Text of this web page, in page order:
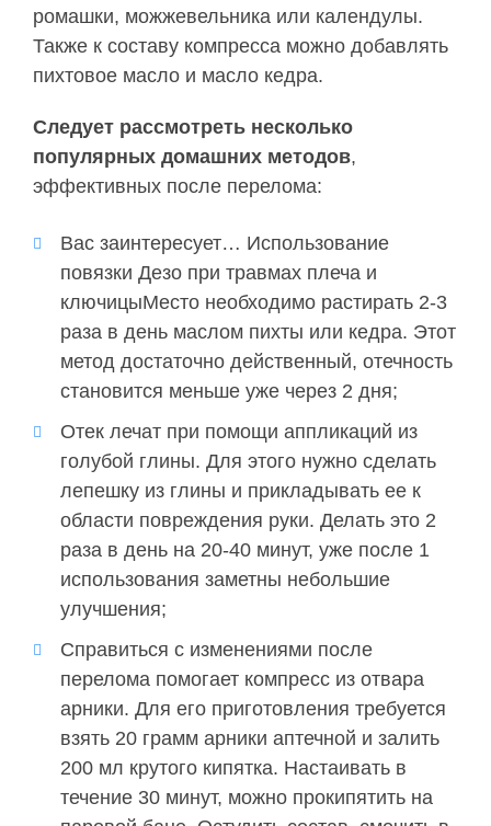
ромашки, можжевельника или календулы.
Также к составу компресса можно добавлять
пихтовое масло и масло кедра.
Следует рассмотреть несколько
популярных домашних методов,
эффективных после перелома:
Вас заинтересует… Использование
повязки Дезо при травмах плеча и
ключицыМесто необходимо растирать 2-3
раза в день маслом пихты или кедра. Этот
метод достаточно действенный, отечность
становится меньше уже через 2 дня;
Отек лечат при помощи аппликаций из
голубой глины. Для этого нужно сделать
лепешку из глины и прикладывать ее к
области повреждения руки. Делать это 2
раза в день на 20-40 минут, уже после 1
использования заметны небольшие
улучшения;
Справиться с изменениями после
перелома помогает компресс из отвара
арники. Для его приготовления требуется
взять 20 грамм арники аптечной и залить
200 мл крутого кипятка. Настаивать в
течение 30 минут, можно прокипятить на